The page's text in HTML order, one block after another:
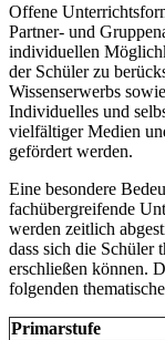
Offene
Partner- und
individuellen
der Schüler zu
Wissenserwerbs
Individuelles und
vielfältiger Medien
gefördert werden.
Eine besondere
fachübergreifende
werden zeitlich
dass sich die Schüler
erschließen können.
folgenden
Primarstufe